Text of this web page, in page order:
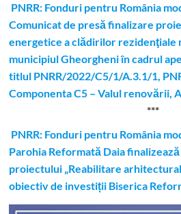
PNRR: Fonduri pentru România
Comunicat de presă finalizare
energetice a clădirilor rezidenţiale
municipiul Gheorgheni în cadrul
titlul PNRR/2022/C5/1/A.3.1/1,
Componenta C5 – Valul renovării,
***
PNRR: Fonduri pentru România
Parohia Reformată Daia
proiectului „Reabilitare
obiectiv de investiții Biserica